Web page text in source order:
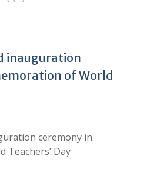
inauguration
of World
ceremony in
Teachers’ Day